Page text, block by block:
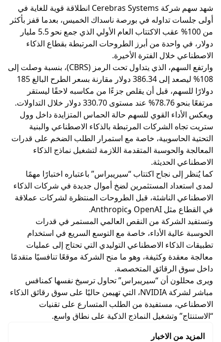
شهد سهم شركة Cerebras Systems انطلاقة قوية للغاية في
أولى جلسات تداوله في بورصة ناسداك الخميس، بعدما قفز بأكثر
من 100% عقب الاكتتاب العام الأولي الذي جمع نحو 5.5 مليار
دولار، في واحدة من أبرز الطروحات المرتبطة بقطاع الذكاء
الاصطناعي خلال الفترة الأخيرة.
وارتفع السهم، الذي يتداول تحت الرمز (CBRS)، بنسبة وصلت إلى
108% ليصعد إلى 386.34 دولار مقارنة بسعر الطرح البالغ 185
دولارًا للسهم، قبل أن يقلص جزءًا من مكاسبه لاحقًا ليستقر
مرتفعًا بنحو 78.76% عند مستوى 330.70 دولار خلال التداولات.
ويعكس الأداء القوي للسهم حالة الحماس المتزايدة داخل وول
ستريت تجاه الشركات المرتبطة بالذكاء الاصطناعي والبنية
التحتية الحاسوبية، خاصة مع استمرار الطلب الضخم على قدرات
المعالجة والحوسبة المتقدمة اللازمة لتشغيل نماذج الذكاء
الاصطناعي الحديثة.
كما يُنظر إلى نجاح اكتتاب “سيريبراس” باعتباره اختبارًا مهمًا
لمدى استعداد المستثمرين لضخ أموال جديدة في شركات الذكاء
الاصطناعي الناشئة، قبل الطروحات المنتظرة لشركات عملاقة
في القطاع مثل OpenAI وAnthropic.
وتستفيد الشركة من النقص العالمي المستمر في قدرات
الحوسبة عالية الأداء، خاصة مع التوسع السريع في استخدام
تطبيقات الذكاء الاصطناعي التوليدي التي تحتاج إلى عمليات
معالجة معقدة وكثيفة، وهو ما منح الشركة موقعًا تنافسيًا متقدمًا
داخل سوق الرقائق المتخصصة.
ويرى محللون أن “سيريبراس” تحاول ترسيخ نفسها كمنافس
مباشر لشركة NVIDIA، التي تهيمن حاليًا على سوق رقائق الذكاء
الاصطناعي، مستفيدة من الطلب المتسارع على تقنيات
“الاستنتاج” وتشغيل النماذج الذكية على نطاق واسع.
المزيد من الاخبار